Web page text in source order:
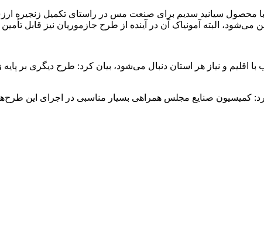
با محصول سیانید سدیم برای صنعت مس در راستای تکمیل
می‌شود، البته آمونیاک آن در آینده از طرح جازموریان نیز قابل
اقلیم و نیاز هر استان دنبال می‌شود، بیان کرد: طرح دیگری بر
کمیسیون صنایع مجلس همراهی بسیار مناسبی در اجرای این